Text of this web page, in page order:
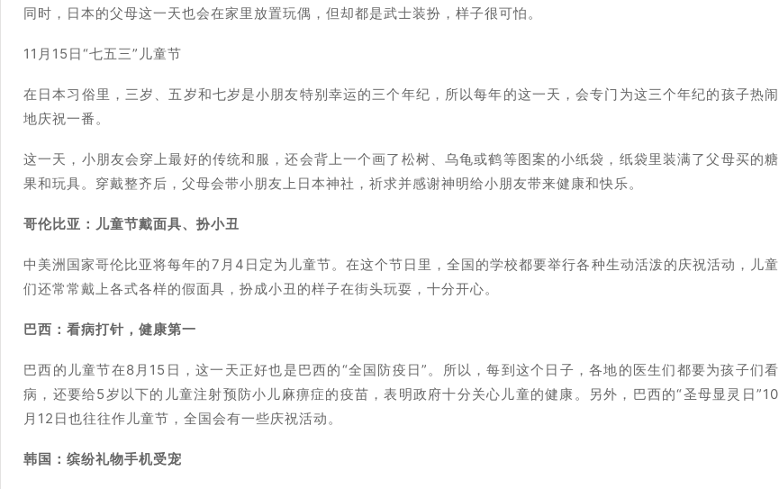
同时，日本的父母这一天也会在家里放置玩偶，但却都是武士装扮，样子很可怕。
11月15日“七五三”儿童节
在日本习俗里，三岁、五岁和七岁是小朋友特别幸运的三个年纪，所以每年的这一天，会专门为这三个年纪的孩子热闹
地庆祝一番。
这一天，小朋友会穿上最好的传统和服，还会背上一个画了松树、乌龟或鹤等图案的小纸袋，纸袋里装满了父母买的糖
果和玩具。穿戴整齐后，父母会带小朋友上日本神社，祈求并感谢神明给小朋友带来健康和快乐。
哥伦比亚：儿童节戴面具、扮小丑
中美洲国家哥伦比亚将每年的7月4日定为儿童节。在这个节日里，全国的学校都要举行各种生动活泼的庆祝活动，儿童
们还常常戴上各式各样的假面具，扮成小丑的样子在街头玩耍，十分开心。
巴西：看病打针，健康第一
巴西的儿童节在8月15日，这一天正好也是巴西的“全国防疫日”。所以，每到这个日子，各地的医生们都要为孩子们看
病，还要给5岁以下的儿童注射预防小儿麻痹症的疫苗，表明政府十分关心儿童的健康。另外，巴西的“圣母显灵日”10
月12日也往往作儿童节，全国会有一些庆祝活动。
韩国：缤纷礼物手机受宠